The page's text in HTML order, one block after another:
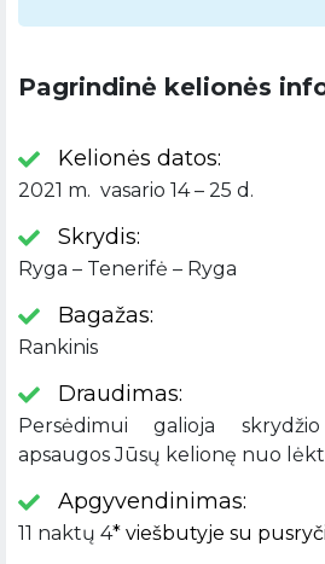
Pagrindinė kelionės
Kelionės datos:
2021 m. vasario 14 – 25 d.
Skrydis:
Ryga – Tenerifė – Ryga
Bagažas:
Rankinis
Draudimas:
Persėdimui galioja
apsaugos Jūsų kelionę nuo
Apgyvendinimas:
11 naktų 4* viešbutyje su